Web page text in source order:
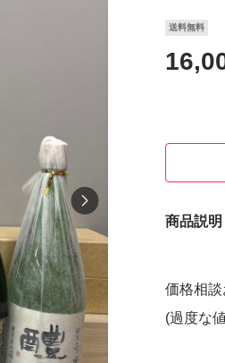
送料無料
商品説明
価格相談
(過度な